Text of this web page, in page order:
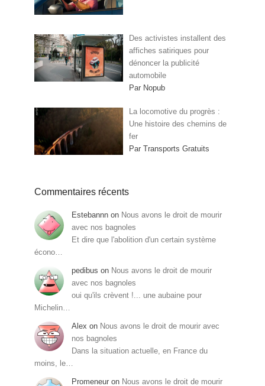
Des activistes installent des
affiches satiriques pour
dénoncer la publicité
automobile
Par Nopub
La locomotive du progrès :
Une histoire des chemins de
fer
Par Transports Gratuits
Commentaires récents
Estebannn on Nous avons le droit de mourir
avec nos bagnoles
Et dire que l'abolition d'un certain système
écono…
pedibus on Nous avons le droit de mourir
avec nos bagnoles
oui qu'ils crèvent !... une aubaine pour
Michelin…
Alex on Nous avons le droit de mourir avec
nos bagnoles
Dans la situation actuelle, en France du
moins, le…
Promeneur on Nous avons le droit de mourir